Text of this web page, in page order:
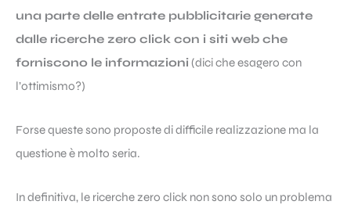
una parte delle entrate pubblicitarie generate
dalle ricerche zero click con i siti web che
forniscono le informazioni(dici che esagero con
l’ottimismo?)
Forse queste sono proposte di difficile realizzazione ma la
questione è molto seria.
In definitiva, le ricerche zero click non sono solo un problema